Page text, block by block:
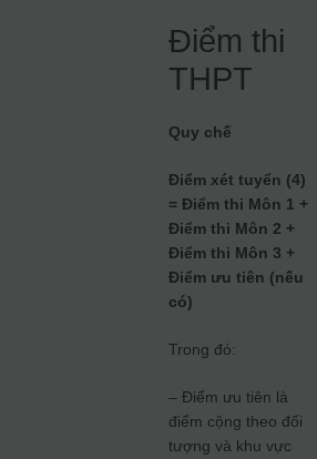
Điểm thi
THPT
Quy chế
Điểm xét tuyển (4)
= Điểm thi Môn 1 +
Điểm thi Môn 2 +
Điểm thi Môn 3 +
Điểm ưu tiên (nếu
có)
Trong đó:
– Điểm ưu tiên là
điểm cộng theo đối
tượng và khu vực